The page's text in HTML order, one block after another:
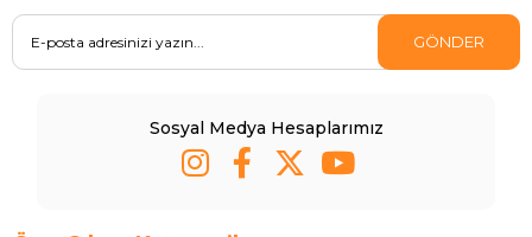
GÖNDER
Sosyal Medya Hesaplarımız